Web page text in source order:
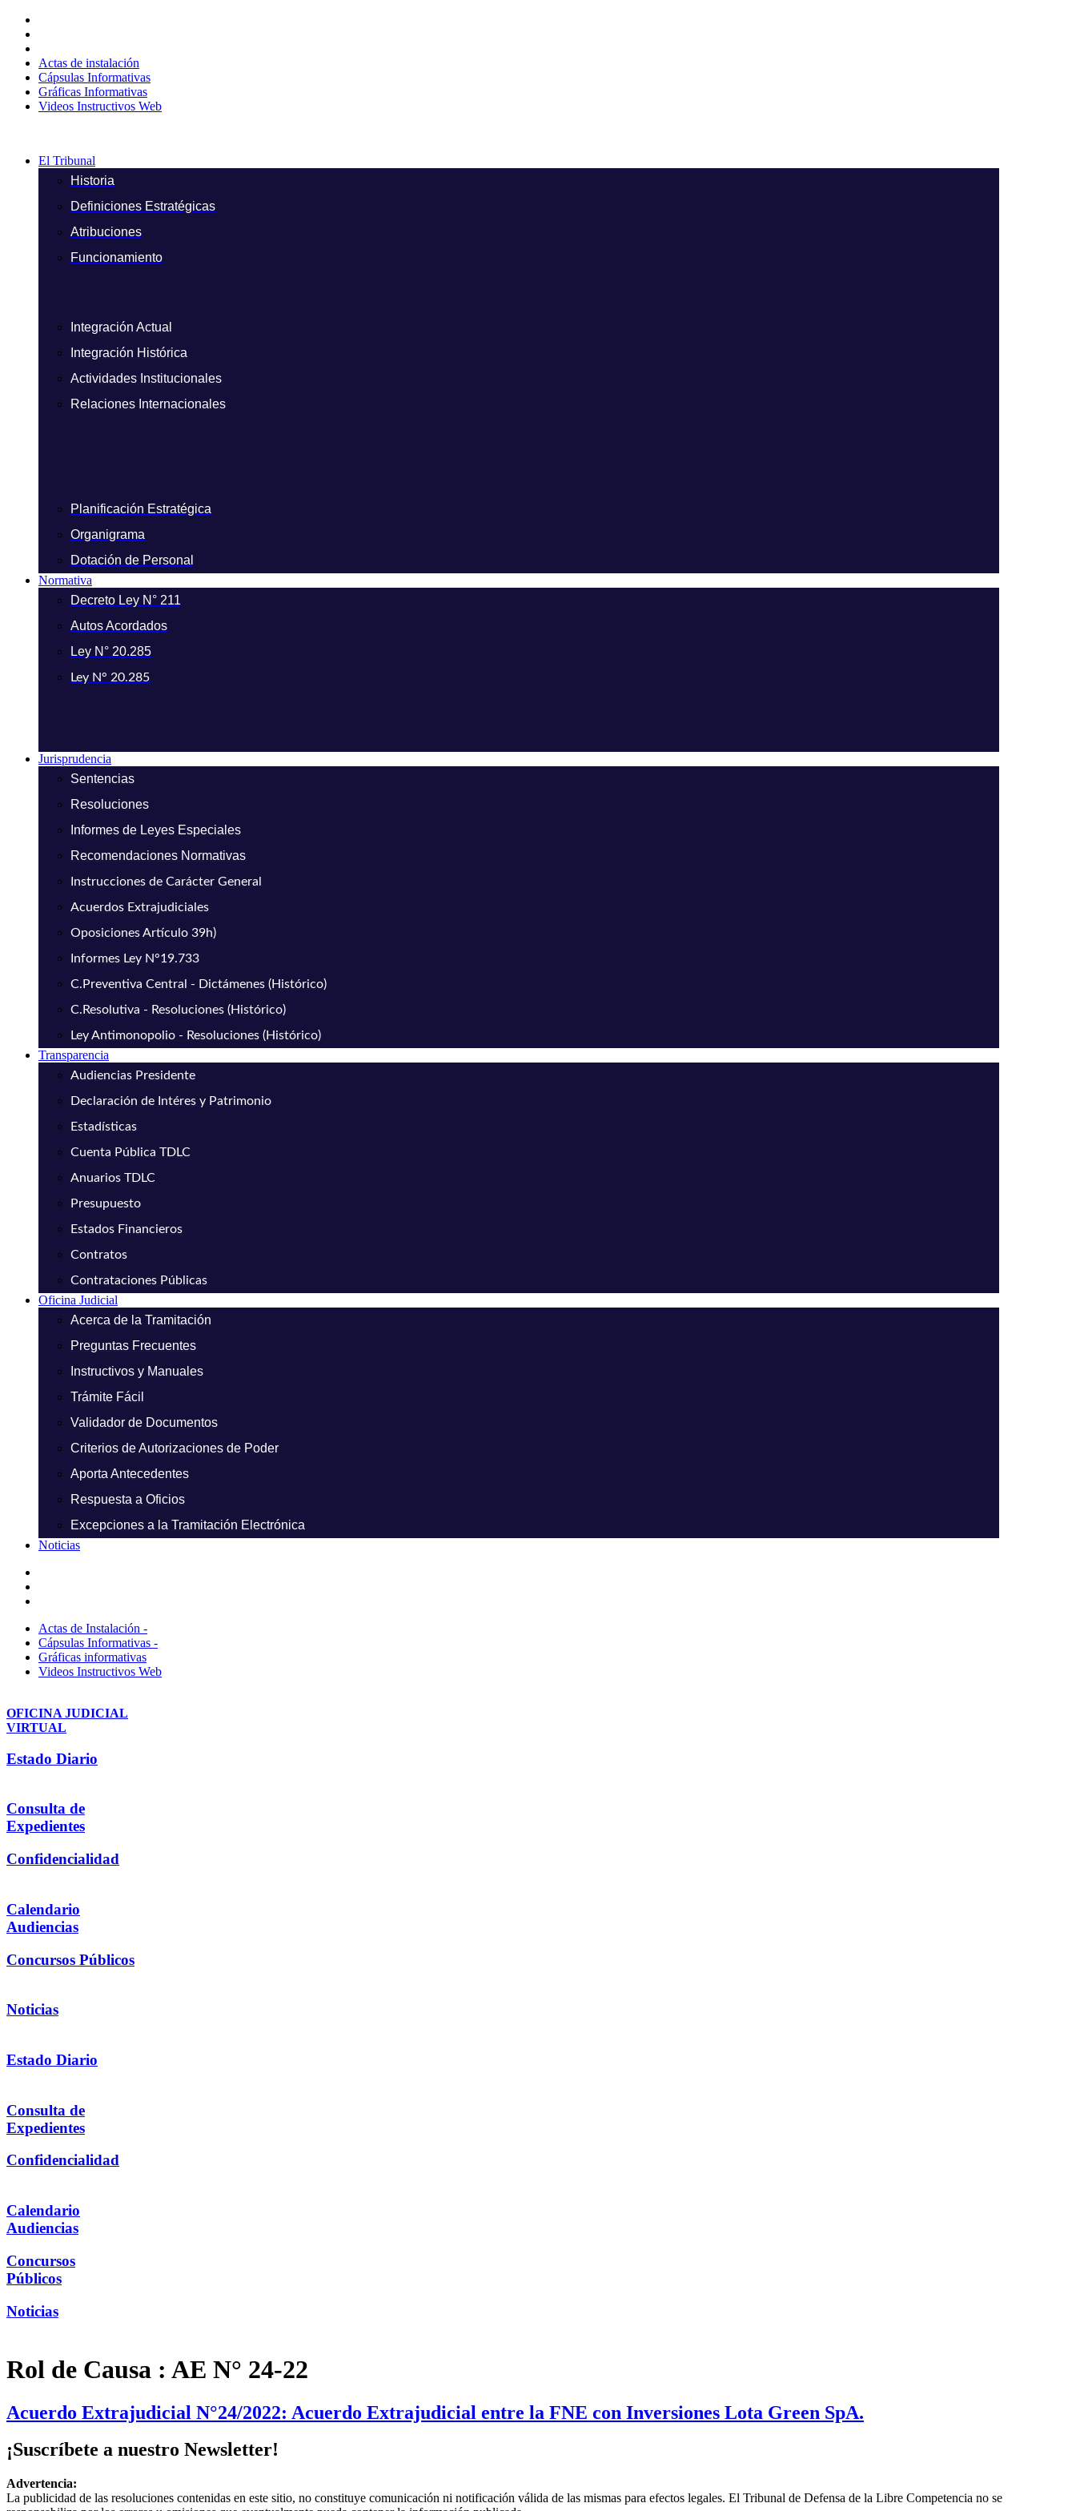
contenido
Actas de instalación
Cápsulas Informativas
Gráficas Informativas
Videos Instructivos Web
El Tribunal
Historia
Definiciones Estratégicas
Atribuciones
Funcionamiento
Integración Actual
Integración Histórica
Actividades Institucionales
Relaciones Internacionales
Planificación Estratégica
Organigrama
Dotación de Personal
Normativa
Decreto Ley N° 211
Autos Acordados
Ley N° 20.285
Ley N° 20.285
Jurisprudencia
Sentencias
Resoluciones
Informes de Leyes Especiales
Recomendaciones Normativas
Instrucciones de Carácter General
Acuerdos Extrajudiciales
Oposiciones Artículo 39h)
Informes Ley N°19.733
C.Preventiva Central - Dictámenes (Histórico)
C.Resolutiva - Resoluciones (Histórico)
Ley Antimonopolio - Resoluciones (Histórico)
Transparencia
Audiencias Presidente
Declaración de Intéres y Patrimonio
Estadísticas
Cuenta Pública TDLC
Anuarios TDLC
Presupuesto
Estados Financieros
Contratos
Contrataciones Públicas
Oficina Judicial
Acerca de la Tramitación
Preguntas Frecuentes
Instructivos y Manuales
Trámite Fácil
Validador de Documentos
Criterios de Autorizaciones de Poder
Aporta Antecedentes
Respuesta a Oficios
Excepciones a la Tramitación Electrónica
Noticias
Actas de Instalación -
Cápsulas Informativas -
Gráficas informativas
Videos Instructivos Web
OFICINA JUDICIAL
VIRTUAL
Estado Diario
Consulta de
Expedientes
Confidencialidad
Calendario
Audiencias
Concursos Públicos
Noticias
Estado Diario
Consulta de
Expedientes
Confidencialidad
Calendario
Audiencias
Concursos
Públicos
Noticias
Rol de Causa : AE N° 24-22
Acuerdo Extrajudicial N°24/2022: Acuerdo Extrajudicial entre la FNE con Inversiones Lota Green SpA.
¡Suscríbete a nuestro Newsletter!
Advertencia:
La publicidad de las resoluciones contenidas en este sitio, no constituye comunicación ni notificación válida de las mismas para efectos legales. El Tribunal de Defensa de la Libre Competencia no se